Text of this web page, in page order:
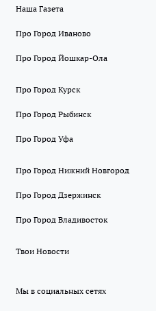
Наша Газета
Про Город Иваново
Про Город Йошкар-Ола
Про Город Курск
Про Город Рыбинск
Про Город Уфа
Про Город Нижний Новгород
Про Город Дзержинск
Про Город Владивосток
Твои Новости
Мы в социальных сетях